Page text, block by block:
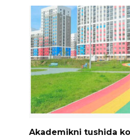
Akademikni tushida